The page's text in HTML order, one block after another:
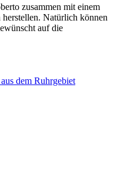
zusammen mit einem
Natürlich können
auf die
dem Ruhrgebiet